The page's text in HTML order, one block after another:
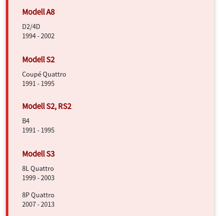
D2/4D
1994 - 2002
Coupé Quattro
1991 - 1995
B4
1991 - 1995
8L Quattro
1999 - 2003
8P Quattro
2007 - 2013